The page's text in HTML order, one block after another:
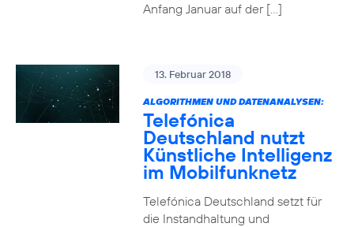
Anfang Januar auf der […]
13. Februar 2018
ALGORITHMEN UND DATENANALYSEN:
Telefónica
Deutschland nutzt
Künstliche Intelligenz
im Mobilfunknetz
Telefónica Deutschland setzt für
die Instandhaltung und